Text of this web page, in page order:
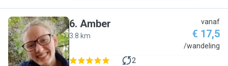
A
6. Amber
3.8 km
vanaf
€ 17,5
/wandeling
2